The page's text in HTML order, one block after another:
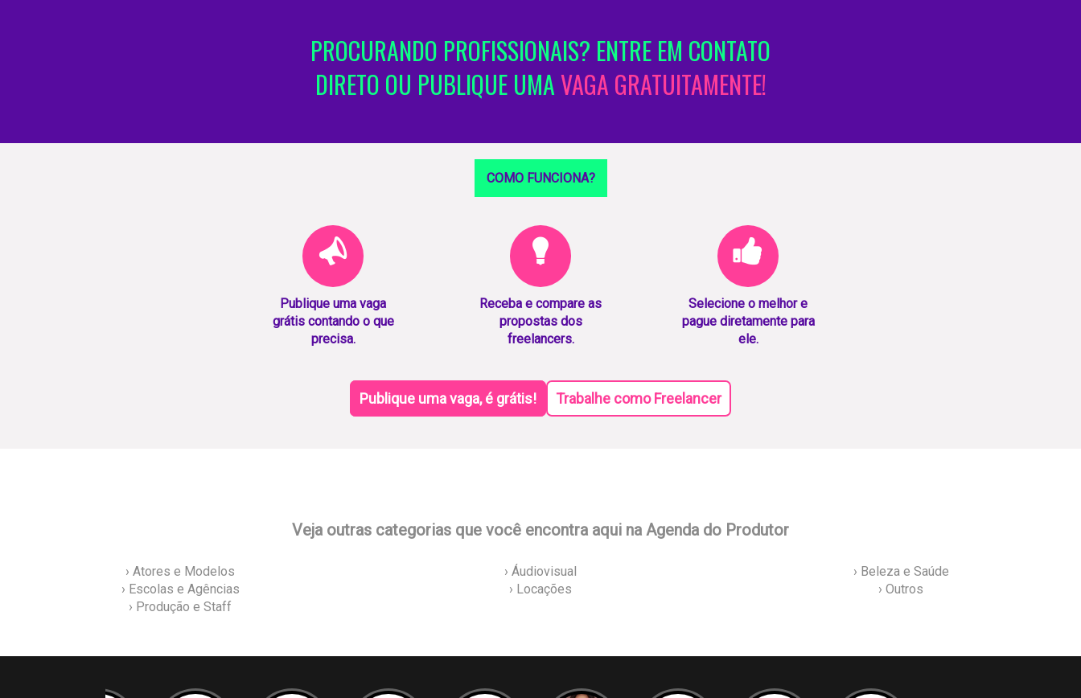
PROCURANDO PROFISSIONAIS? ENTRE EM CONTATO
DIRETO OU PUBLIQUE UMAVAGA GRATUITAMENTE!
COMO FUNCIONA?
Publique uma vaga
grátis contando o que
precisa.
Receba e compare as
propostas dos
freelancers.
Selecione o melhor e
pague diretamente para
ele.
Publique uma vaga, é grátis! Trabalhe como Freelancer
Veja outras categorias que você encontra aqui na Agenda do Produtor
› Atores e Modelos › Áudiovisual
› Beleza e Saúde
› Escolas e Agências
› Locações
› Outros
› Produção e Staff